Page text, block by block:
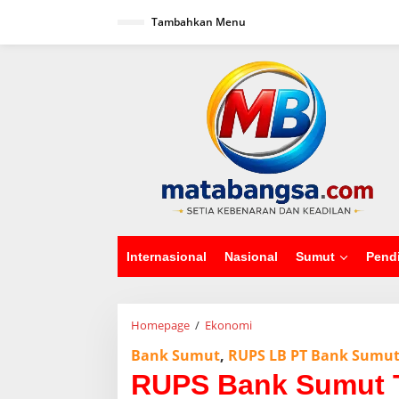
Tambahkan Menu
Internasional Nasional Sumut
Homepage / Ekonomi
P
B
Bank Sumut, RUPS LB PT Bank Sumut
RUPS Bank